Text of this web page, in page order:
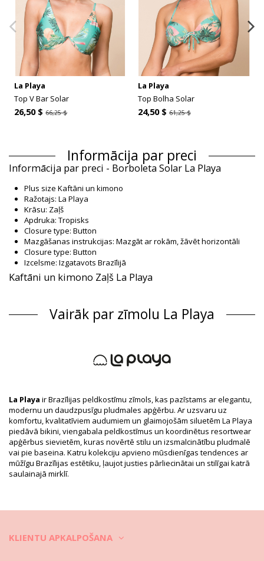
La Playa
Top V Bar Solar
26,50 $66,25 $
La Playa
Top Bolha Solar
24,50 $ 61,25 $
Informācija par preci
Informācija par preci - Borboleta Solar La Playa
Plus size Kaftāni un kimono
Ražotajs: La Playa
Krāsu: Zaļš
Apdruka: Tropisks
Closure type: Button
Mazgāšanas instrukcijas: Mazgāt ar rokām, žāvēt horizontāli
Closure type: Button
Izcelsme: Izgatavots Brazīlijā
Kaftāni un kimono Zaļš La Playa
Sastāvs: 100% Viscose
Produkta informācija
Iesaiņojumā ietilpst: 1 x Kaftāni un kimono (Citi aksesuāri nav
EAN: XS (7899918277030), S (7899670442943), M (7899670442950),
L (7899670442967), XL (7899670442974), XXL (7899670442981),
XXXL (7899670442998)
Piegādātāja atsauce: 3352130
Svars: 450g / 0.99lb / 15.87oz
Apdrukas izveidojums var atšķirties atkarībā no piegriezuma
Retušēti foto
Mazgāšanas un kopšanas
Pludmales apģērba kopšana
Vairāk par zīmolu La Playa
La Playa ir Brazīlijas peldkostīmu zīmols, kas pazīstams ar elegantu,
modernu un daudzpusīgu pludmales apģērbu. Ar uzsvaru uz
komfortu, kvalitatīviem audumiem un glaimojošām siluetēm La Playa
piedāvā bikini, viengabala peldkostīmus un koordinētus resortwear
apģērbus sievietēm, kuras novērtē stilu un izsmalcinātību pludmalē
vai pie baseina. Katru kolekciju apvieno mūsdienīgas tendences ar
mūžīgu Brazīlijas estētiku, ļaujot justies pārliecinātai un stilīgai katrā
saulainajā mirklī.
KLIENTU APKALPOŠANA